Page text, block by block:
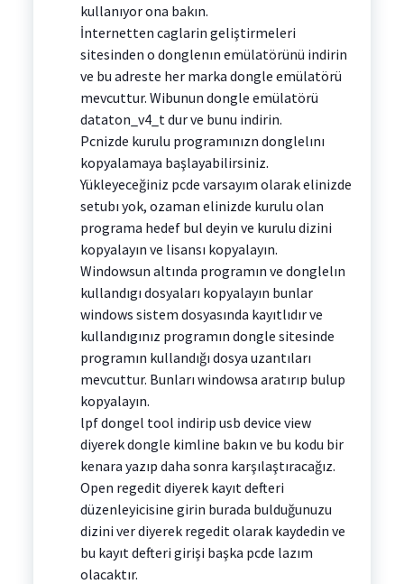
kullanıyor ona bakın.
İnternetten caglarin geliştirmeleri
sitesinden o donglenın emülatörünü indirin
ve bu adreste her marka dongle emülatörü
mevcuttur. Wibunun dongle emülatörü
dataton_v4_t dur ve bunu indirin.
Pcnizde kurulu programınızn donglelını
kopyalamaya başlayabilirsiniz.
Yükleyeceğiniz pcde varsayım olarak elinizde
setubı yok, ozaman elinizde kurulu olan
programa hedef bul deyin ve kurulu dizini
kopyalayın ve lisansı kopyalayın.
Windowsun altında programın ve donglelın
kullandıgı dosyaları kopyalayın bunlar
windows sistem dosyasında kayıtlıdır ve
kullandıgınız programın dongle sitesinde
programın kullandığı dosya uzantıları
mevcuttur. Bunları windowsa aratırıp bulup
kopyalayın.
lpf dongel tool indirip usb device view
diyerek dongle kimline bakın ve bu kodu bir
kenara yazıp daha sonra karşılaştıracağız.
Open regedit diyerek kayıt defteri
düzenleyicisine girin burada bulduğunuzu
dizini ver diyerek regedit olarak kaydedin ve
bu kayıt defteri girişi başka pcde lazım
olacaktır.